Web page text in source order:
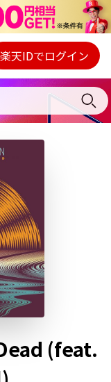
プレイヤー
内容の確認・変更
楽天IDでログイン
(feat.